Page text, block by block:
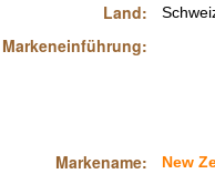
Land:
Markeneinführung:
Markename:
New